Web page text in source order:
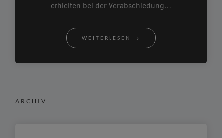
erhielten bei der Verabschiedung…
WEITERLESEN
ARCHIV